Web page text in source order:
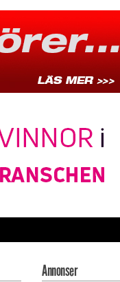
Annonser